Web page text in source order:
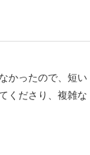
個別の医学部専門
良いと思います。
した！
かったので、短い
くださり、複雑な